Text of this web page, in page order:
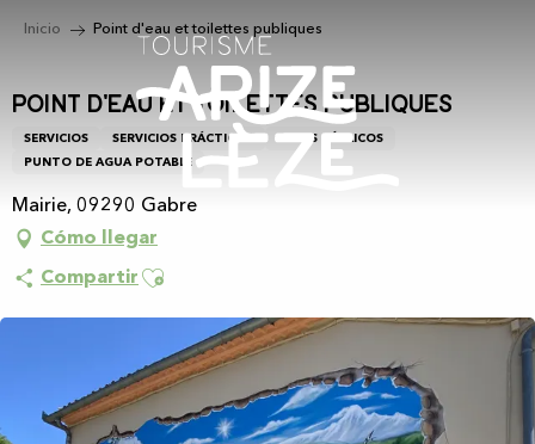
principal
Inicio Point d'eau et toilettes publiques
Point d'eau et toilettes publiques
SERVICIOS SERVICIOS PRÁCTICOS
ASEOS PÚBLICOS
PUNTO DE AGUA POTABLE
Mairie, 09290 Gabre
Cómo llegar
Compartir Ajouter aux favoris